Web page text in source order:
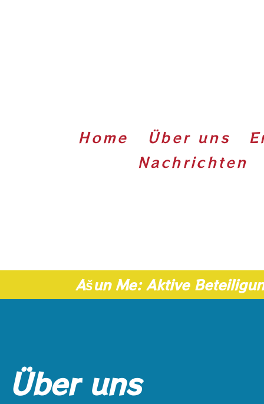
Home Über uns
Nachrichten
Ašun Me: Aktive
Über uns